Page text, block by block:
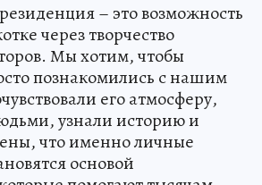
– это возможность
через творчество
Мы хотим, чтобы
познакомились с нашим
его атмосферу,
узнали историю и
что именно личные
основой